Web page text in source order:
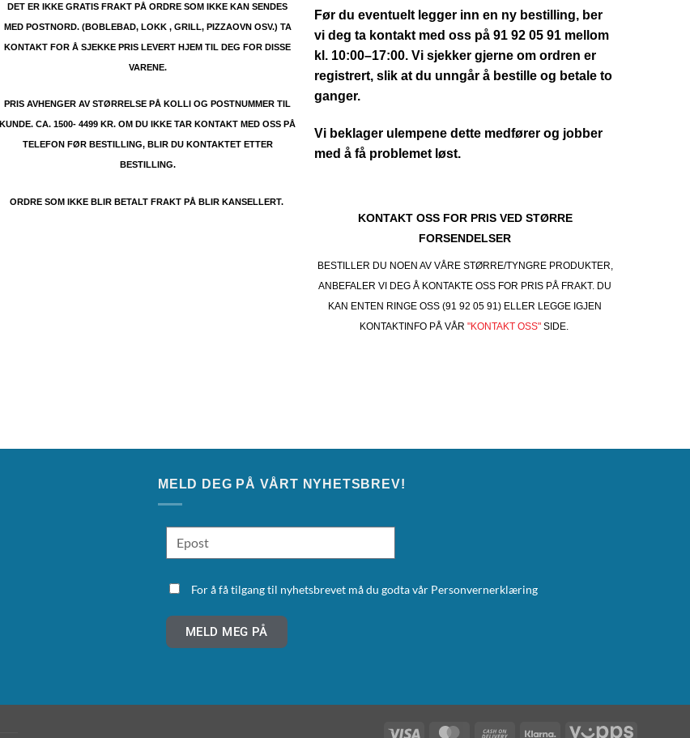
DET ER IKKE GRATIS FRAKT PÅ ORDRE SOM IKKE KAN SENDES
MED POSTNORD. (BOBLEBAD, LOKK , GRILL, PIZZAOVN OSV.) TA
KONTAKT FOR Å SJEKKE PRIS LEVERT HJEM TIL DEG FOR DISSE
VARENE.
PRIS AVHENGER AV STØRRELSE PÅ KOLLI OG POSTNUMMER TIL
KUNDE. CA. 1500- 4499 KR. OM DU IKKE TAR KONTAKT MED OSS PÅ
TELEFON FØR BESTILLING, BLIR DU KONTAKTET ETTER
BESTILLING.
ORDRE SOM IKKE BLIR BETALT FRAKT PÅ BLIR KANSELLERT.
Før du eventuelt legger inn en ny bestilling, ber
vi deg ta kontakt med oss på 91 92 05 91 mellom
kl. 10:00–17:00. Vi sjekker gjerne om ordren er
registrert, slik at du unngår å bestille og betale to
ganger.
Vi beklager ulempene dette medfører og jobber
med å få problemet løst.
KONTAKT OSS FOR PRIS VED STØRRE
FORSENDELSER
BESTILLER DU NOEN AV VÅRE STØRRE/TYNGRE PRODUKTER,
ANBEFALER VI DEG Å KONTAKTE OSS FOR PRIS PÅ FRAKT. DU
KAN ENTEN RINGE OSS (91 92 05 91) ELLER LEGGE IGJEN
KONTAKTINFO PÅ VÅR "KONTAKT OSS"SIDE.
MELD DEG PÅ VÅRT NYHETSBREV!
For å få tilgang til nyhetsbrevet må du godta vår Personvernerklæring
MELD MEG PÅ